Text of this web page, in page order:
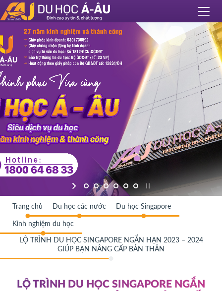
Trang chủ Du học các nước Du học Singapore
Kinh nghiệm du học
LỘ TRÌNH DU HỌC SINGAPORE NGẮN HẠN 2023 – 2024
GIÚP BẠN NÂNG CẤP BẢN THÂN
LỘ TRÌNH DU HỌC SINGAPORE NGẮN